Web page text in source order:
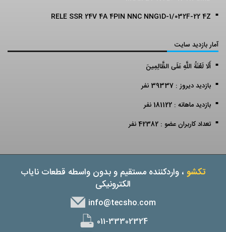
RELE SSR 24V 4A 4PIN NNC NNG1D-1/032F-22 4Z
آمار بازدید سایت
أَلَا لَعْنَةُ اللَّهِ عَلَى الظَّالِمِينَ
بازدید دیروز : 39337 نفر
بازدید ماهانه : 181122 نفر
تعداد کاربران عضو : 42382 نفر
تکشو ، واردکننده مستقیم و بدون واسطه قطعات نایاب
الکترونیکی
info@tecsho.com
011-33302324